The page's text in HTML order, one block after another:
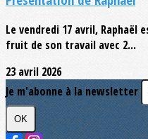
Le vendredi 17 avril, Raphaël
fruit de son travail avec 2...
23 avril 2026
Je m'abonne à la newsletter
OK